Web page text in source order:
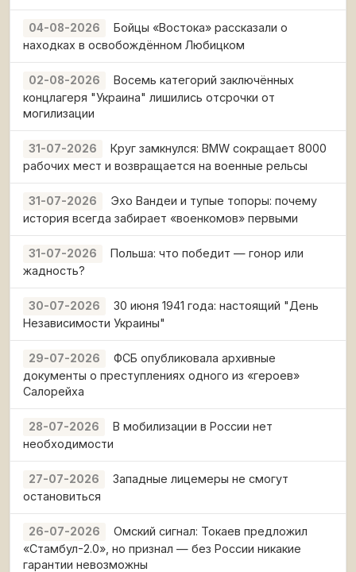
04-08-2026
Бойцы «Востока» рассказали о
находках в освобождённом Любицком
02-08-2026
Восемь категорий заключённых
концлагеря "Украина" лишились отсрочки от
могилизации
31-07-2026
Круг замкнулся: BMW сокращает 8000
рабочих мест и возвращается на военные рельсы
31-07-2026
Эхо Вандеи и тупые топоры: почему
история всегда забирает «военкомов» первыми
31-07-2026
Польша: что победит — гонор или
жадность?
30-07-2026
30 июня 1941 года: настоящий "День
Независимости Украины"
29-07-2026
ФСБ опубликовала архивные
документы о преступлениях одного из «героев»
Салорейха
28-07-2026
В мобилизации в России нет
необходимости
27-07-2026
Западные лицемеры не смогут
остановиться
26-07-2026
Омский сигнал: Токаев предложил
«Стамбул-2.0», но признал — без России никакие
гарантии невозможны